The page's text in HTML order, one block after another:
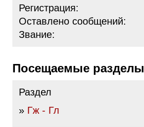
Регистрация:
Оставлено сообщений:
Звание:
Посещаемые разделы
Раздел
» Гж - Гл